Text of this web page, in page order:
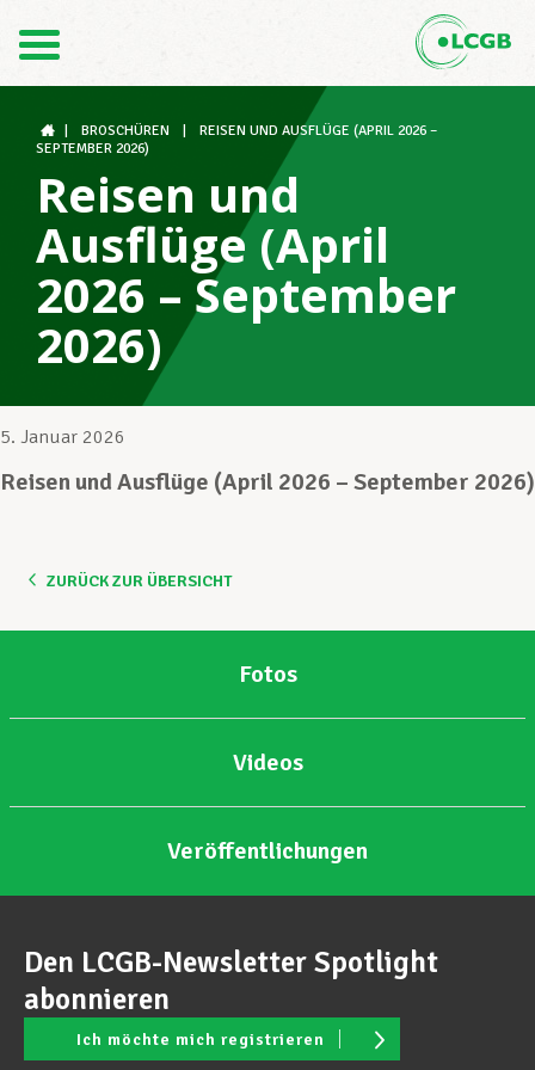
FR
Der LCGB
Gewerkschaftsstrukturen
Unterstützung im Arbeitsalltag
Ihre Rechte
Unterstützung im Privatleben
Berufliche Weiterentwicklung
BROSCHÜREN
REISEN UND AUSFLÜGE (APRIL 2026 –
SEPTEMBER 2026)
Reisen und
Ausflüge (April
2026 – September
2026)
5. Januar 2026
Reisen und Ausflüge (April 2026 – September 2026)
ZURÜCK ZUR ÜBERSICHT
Fotos
Videos
Veröffentlichungen
Den LCGB-Newsletter Spotlight
abonnieren
Ich möchte mich registrieren